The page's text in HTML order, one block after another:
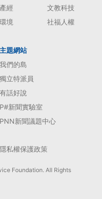
產經
文教科技
環境
社福人權
主題網站
我們的島
獨立特派員
有話好說
P#新聞實驗室
PNN新聞議題中心
隱私權保護政策
Foundation. All Rights